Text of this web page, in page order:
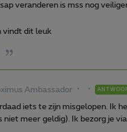
veranderen is mss nog
vindt dit leuk
Ambassador
iets te zijn misgelopen. Ik
niet meer geldig). Ik bezorg je